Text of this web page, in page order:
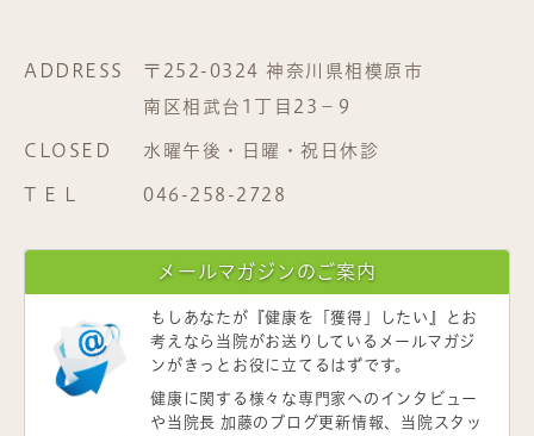
ADDRESS
〒252-0324 神奈川県相模原市
南区相武台1丁目23−9
CLOSED 水曜午後・日曜・祝日休診
T E L 046-258-2728
メールマガジンのご案内
もしあなたが 『健康を「獲得」したい』
とお
考えなら当院がお送りしているメールマガジ
ンがきっとお役に立てるはずです。
健康に関する様々な専門家へのインタビュー
や当院長 加藤のブログ更新情報、当院スタッ